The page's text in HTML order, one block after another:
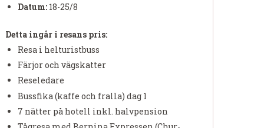
Datum: 18-25/8
Detta ingår i resans pris:
Resa i helturistbuss
Färjor och vägskatter
Reseledare
Bussfika (kaffe och fralla) dag 1
7 nätter på hotell inkl. halvpension